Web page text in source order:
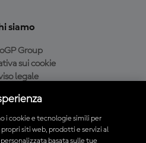
siamo
Group
sui cookie
legale
di acquisto
i cookie e tecnologie simili per
siti web, prodotti e servizi al
basata sulle tue